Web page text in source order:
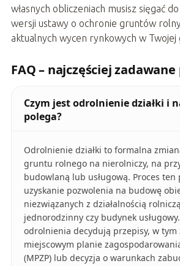
własnych obliczeniach musisz sięgać
wersji ustawy o ochronie gruntów
aktualnych wycen rynkowych w Twojej
FAQ – najczęściej
Czym jest odrolnienie działki i
polega?
Odrolnienie działki to formalna
gruntu rolnego na nierolniczy, na
budowlaną lub usługową. Proces ten
uzyskanie pozwolenia na budowę
niezwiązanych z działalnością
jednorodzinny czy budynek
odrolnienia decydują przepisy, w tym
miejscowym planie
(MPZP) lub decyzja o warunkach